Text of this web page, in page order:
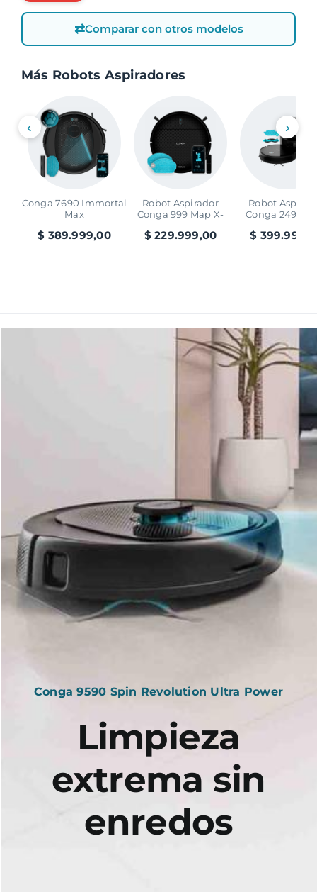
⇄Comparar con otros modelos
Más Robots Aspiradores
‹
Conga 7690 Immortal
Max
$ 389.999,00
Robot Aspirador
Conga 999 Map X-
$ 229.999,00
Robot
Conga 2499
$
›
Conga 9590 Spin Revolution Ultra Power
Limpieza
extrema sin
enredos